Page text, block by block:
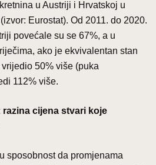
u Austriji i Hrvatskoj u
Eurostat). Od 2011. do 2020.
povećale su se 67%, a u
ako je ekvivalentan stan
50% više (puka
112% više.
razina cijena stvari koje
sposobnost da promjenama